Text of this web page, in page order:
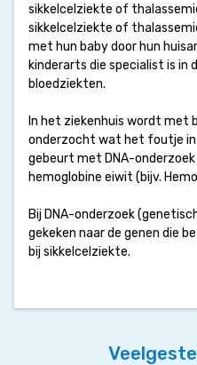
sikkelcelziekte of
sikkelcelziekte of
met hun baby door hun
kinderarts die specialist is in
bloedziekten.
In het ziekenhuis wordt met
onderzocht wat het foutje in
gebeurt met DNA-
hemoglobine eiwit (bijv.
Bij DNA-onderzoek
gekeken naar de genen die
bij sikkelcelziekte.